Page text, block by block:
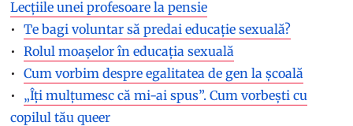
Lecțiile unei profesoare la pensie
Te bagi voluntar să predai educație sexuală?
Rolul moașelor în educația sexuală
Cum vorbim despre egalitatea de gen la școală
„Îți mulțumesc că mi-ai spus”. Cum vorbești cu
copilul tău queer